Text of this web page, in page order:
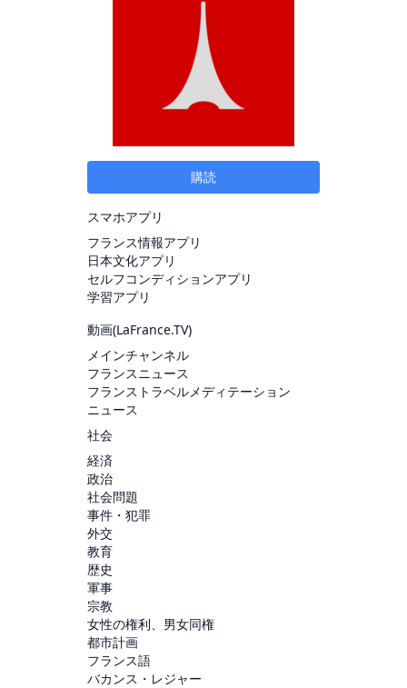
購読
スマホアプリ
フランス情報アプリ
日本文化アプリ
セルフコンディションアプリ
学習アプリ
動画(LaFrance.TV)
メインチャンネル
フランスニュース
フランストラベルメディテーション
ニュース
社会
経済
政治
社会問題
事件・犯罪
外交
教育
歴史
軍事
宗教
女性の権利、男女同権
都市計画
フランス語
バカンス・レジャー